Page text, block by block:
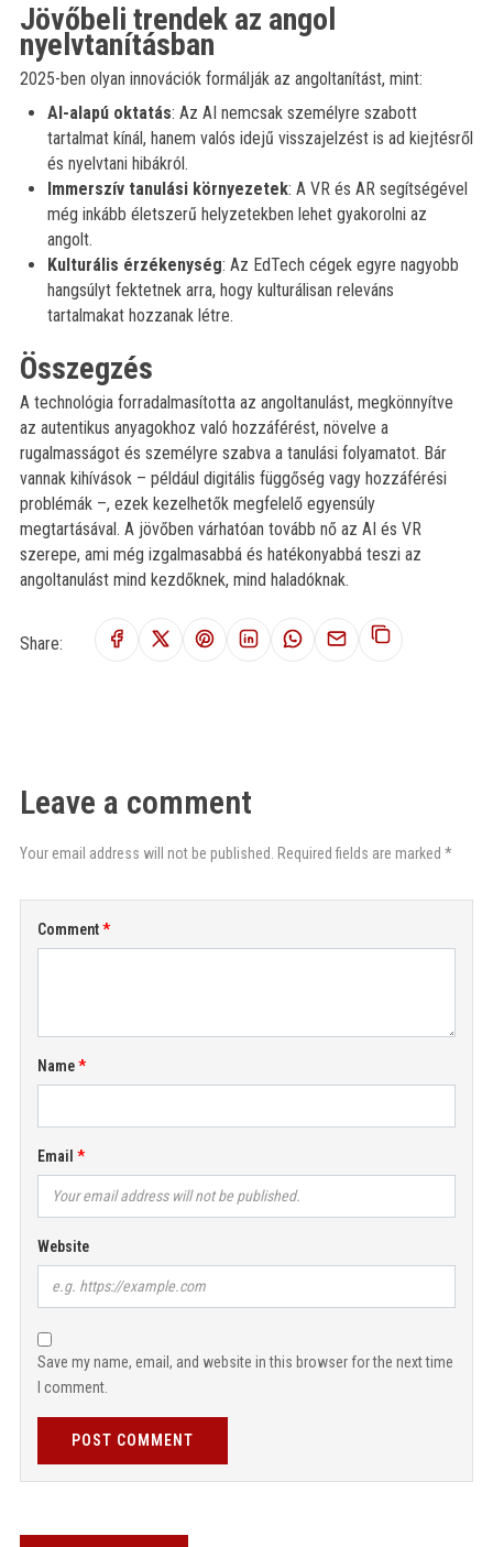
Jövőbeli trendek az angol
nyelvtanításban
2025-ben olyan innovációk formálják az angoltanítást, mint:
AI-alapú oktatás: Az AI nemcsak személyre szabott
tartalmat kínál, hanem valós idejű visszajelzést is ad kiejtésről
és nyelvtani hibákról.
Immerszív tanulási környezetek: A VR és AR segítségével
még inkább életszerű helyzetekben lehet gyakorolni az
angolt.
Kulturális érzékenység: Az EdTech cégek egyre nagyobb
hangsúlyt fektetnek arra, hogy kulturálisan releváns
tartalmakat hozzanak létre.
Összegzés
A technológia forradalmasította az angoltanulást, megkönnyítve
az autentikus anyagokhoz való hozzáférést, növelve a
rugalmasságot és személyre szabva a tanulási folyamatot. Bár
vannak kihívások – például digitális függőség vagy hozzáférési
problémák –, ezek kezelhetők megfelelő egyensúly
megtartásával. A jövőben várhatóan tovább nő az AI és VR
szerepe, ami még izgalmasabbá és hatékonyabbá teszi az
angoltanulást mind kezdőknek, mind haladóknak.
Share:
Leave a comment
Your email address will not be published. Required fields are marked *
Comment
Name
Email
Website
Save my name, email, and website in this browser for the next time
I comment.
POST COMMENT